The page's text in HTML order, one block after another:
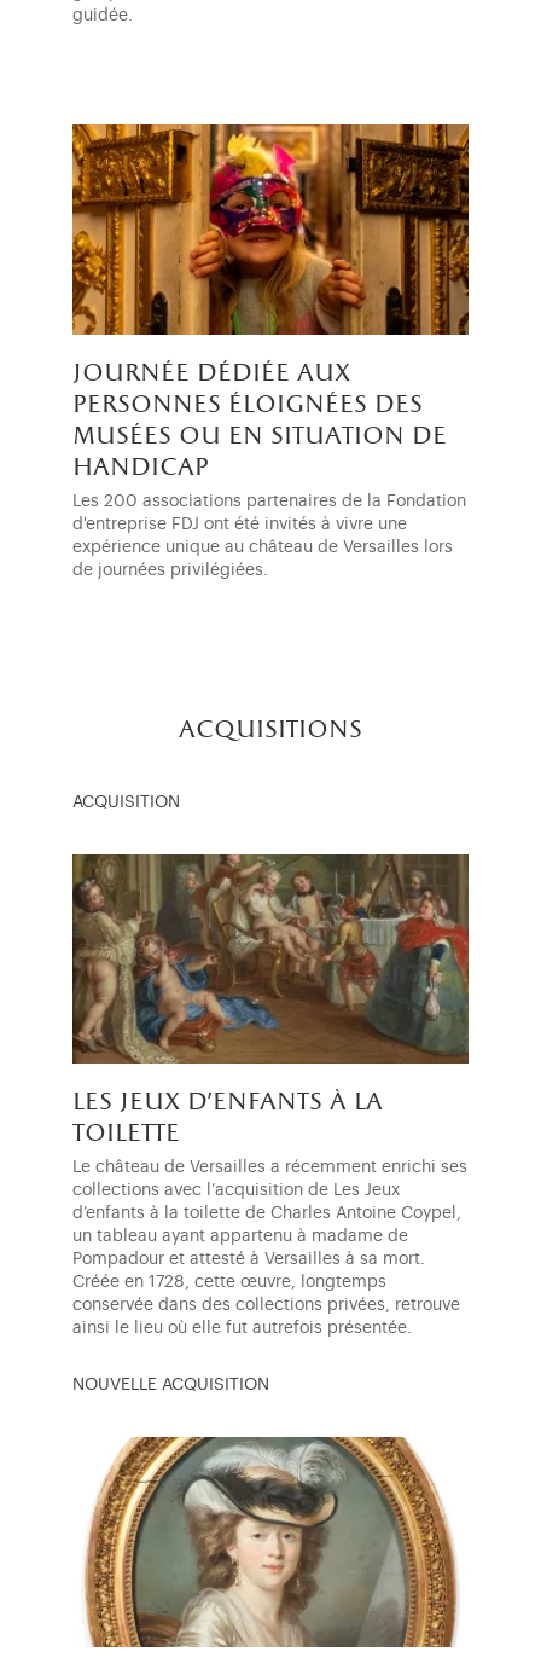
guidée.
journée dédiée aux
personnes éloignées des
musées ou en situation de
handicap
Les 200 associations partenaires de la Fondation
d'entreprise FDJ ont été invités à vivre une
expérience unique au château de Versailles lors
de journées privilégiées.
acquisitions
ACQUISITION
les jeux d'enfants à la
toilette
Le château de Versailles a récemment enrichi ses
collections avec l’acquisition de Les Jeux
d’enfants à la toilette de Charles Antoine Coypel,
un tableau ayant appartenu à madame de
Pompadour et attesté à Versailles à sa mort.
Créée en 1728, cette œuvre, longtemps
conservée dans des collections privées, retrouve
ainsi le lieu où elle fut autrefois présentée.
NOUVELLE ACQUISITION